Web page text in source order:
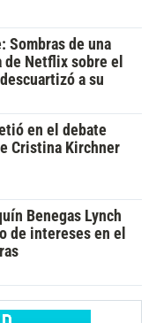
Sombras de una
Netflix sobre el
a su
en el debate
Cristina Kirchner
Benegas Lynch
de intereses en el